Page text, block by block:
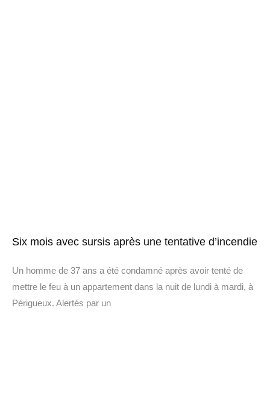
Six mois avec sursis après une tentative d’incendie
Un homme de 37 ans a été condamné après avoir tenté de
mettre le feu à un appartement dans la nuit de lundi à mardi, à
Périgueux. Alertés par un